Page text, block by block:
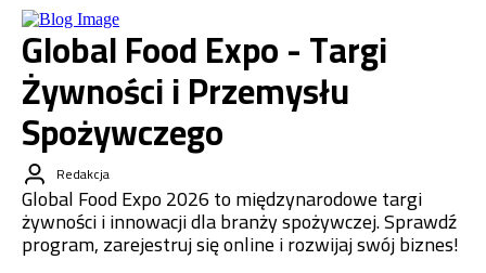
Global Food Expo - Targi
Żywności i Przemysłu
Spożywczego
Redakcja
Global Food Expo 2026 to międzynarodowe targi
żywności i innowacji dla branży spożywczej. Sprawdź
program, zarejestruj się online i rozwijaj swój biznes!